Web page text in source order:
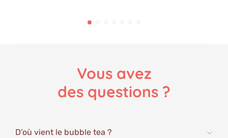
Vous avez
des questions ?
D’où vient le bubble tea ?